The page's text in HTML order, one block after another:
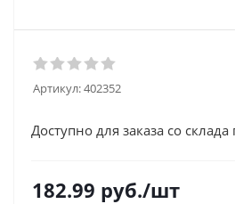
Артикул:402352
Доступно для заказа со
182.99 руб./шт